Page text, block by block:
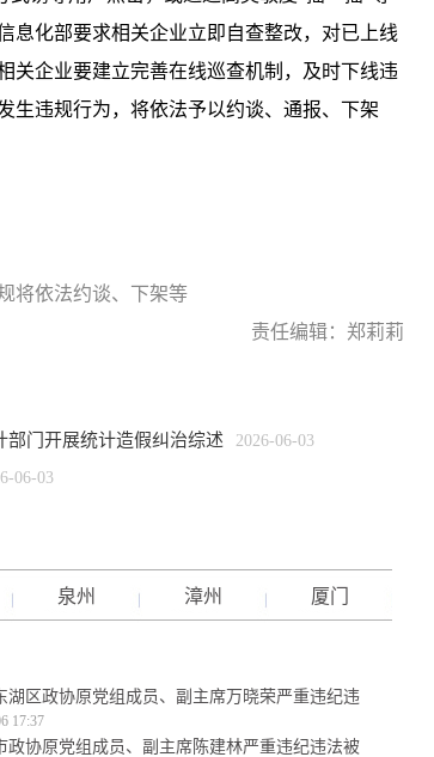
息化部要求相关企业立即自查整改，对已上线
关企业要建立完善在线巡查机制，及时下线违
生违规行为，将依法予以约谈、通报、下架
将依法约谈、下架等
责任编辑：郑莉莉
门开展统计造假纠治综述 2026-06-03
06-03
泉州 漳州 厦门
湖区政协原党组成员、副主席万晓荣严重违纪违
17:37
政协原党组成员、副主席陈建林严重违纪违法被